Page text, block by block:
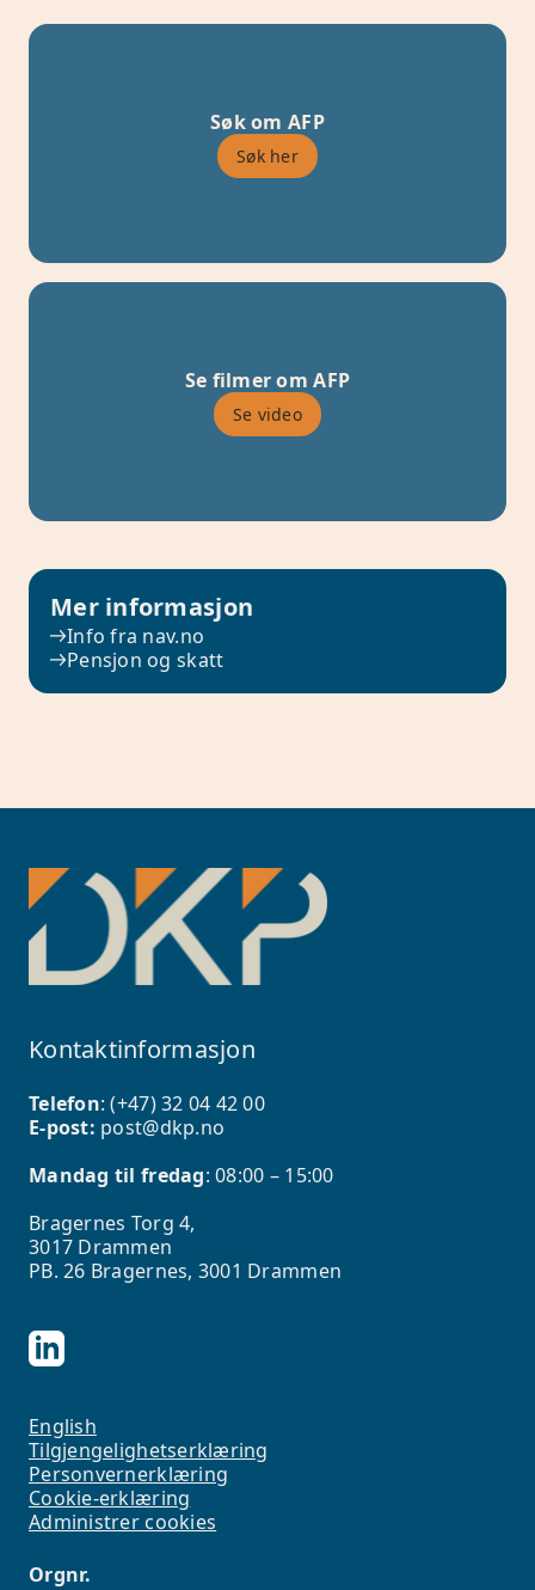
Søk om AFP
Søk her
Se filmer om AFP
Se video
Mer informasjon
Info fra nav.no
Pensjon og skatt
Kontaktinformasjon
Telefon: (+47)32 04 42 00
E-post: post@dkp.no
Mandag til fredag: 08:00 – 15:00
Bragernes Torg 4,
3017 Drammen
PB. 26 Bragernes, 3001 Drammen
English
Tilgjengelighetserklæring
Personvernerklæring
Cookie-erklæring
Administrer cookies
Orgnr.